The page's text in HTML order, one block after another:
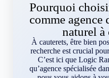
Pourquoi
comme agence
naturel à
À cauterets, être bien
recherche est crucial
C’est ici que Logic
qu’agence spécialisée